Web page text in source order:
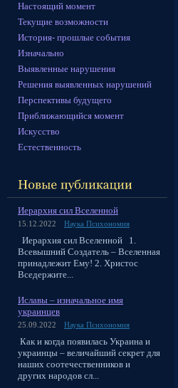
Настоящий момент
Текущие возможности
История- прошлые события
Изначально
Выявленные нарушения
Решения выявленных нарушений
Перспективы будущего
Приближающийся момент
Искусство
Естественность
Иерархия сил Вселенной
15.12.2022 Наука Психономия
Иерархия сил Вселенной 1.
Всевышний Создатель – Вселенная
принадлежит Ему! 2. Христос
Вседержите...
Иславы – изначальное имя
украинцев
25.09.2022 Наука Психономия
Как и когда появилась Украина и
украинцы – величайший секрет для
наших соотечественников и
других народов сл...